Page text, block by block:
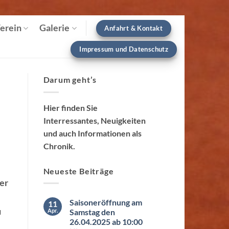
Galerie Anfahrt & Kontakt
Impressum und Datenschutz
Darum geht’s
Hier finden Sie
Interressantes, Neuigkeiten
und auch Informationen als
Chronik.
Neueste Beiträge
11
Apr.
Saisoneröffnung am
Samstag den
26.04.2025 ab 10:00